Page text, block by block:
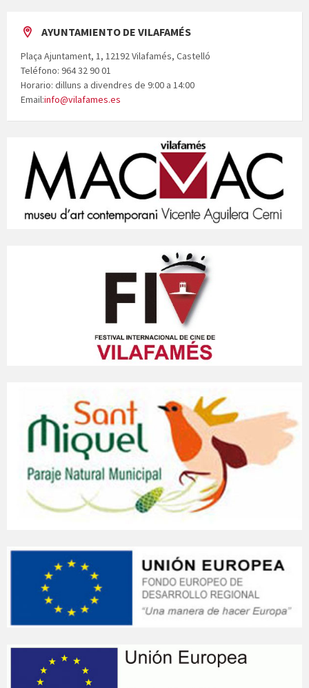
AYUNTAMIENTO DE VILAFAMÉS
Plaça Ajuntament, 1, 12192 Vilafamés, Castelló
Teléfono: 964 32 90 01
Horario: dilluns a divendres de 9:00 a 14:00
Email:info@vilafames.es